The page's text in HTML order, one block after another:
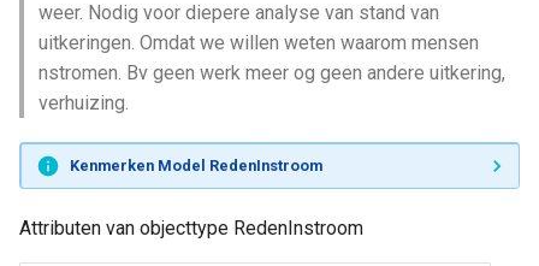
weer. Nodig voor diepere analyse van stand van
uitkeringen. Omdat we willen weten waarom mensen
nstromen. Bv geen werk meer og geen andere uitkering,
verhuizing.
Kenmerken Model RedenInstroom
Attributen van objecttype RedenInstroom